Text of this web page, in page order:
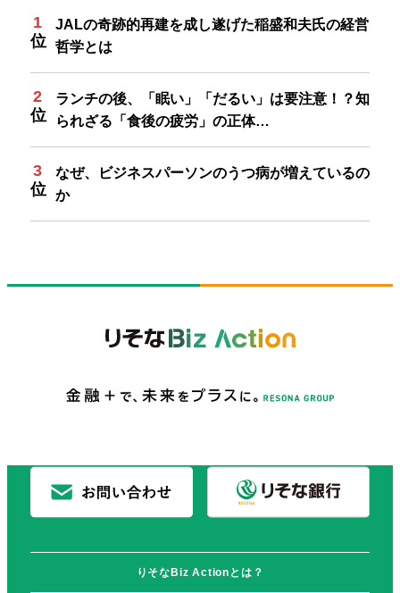
JALの奇跡的再建を成し遂げた稲盛和夫氏の経営
哲学とは
ランチの後、「眠い」「だるい」は要注意！？知
られざる「食後の疲労」の正体…
なぜ、ビジネスパーソンのうつ病が増えているの
か
りそなBiz Actionとは？